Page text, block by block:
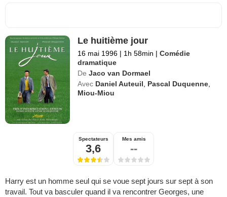
Le huitième jour
16 mai 1996 | 1h 58min | Comédie
dramatique
De Jaco van Dormael
Avec Daniel Auteuil Pascal Duquenne
Miou-Miou
Spectateurs
3,6
Mes amis
--
Harry est un homme seul qui se voue sept jours sur sept à son
travail. Tout va basculer quand il va rencontrer Georges, une